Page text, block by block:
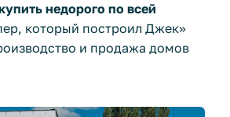
недорого по всей
который построил Джек»
и продажа домов